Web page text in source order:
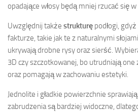
opadające włosy będą mniej rzucać się w
Uwzględnij także strukturę podłogi,
fakturze, takie jak te z naturalnymi
ukrywają drobne rysy oraz sierść.
3D czy szczotkowanej, bo utrudniają
oraz pomagają w zachowaniu estetyki.
Jednolite i gładkie powierzchnie
zabrudzenia są bardziej widoczne,